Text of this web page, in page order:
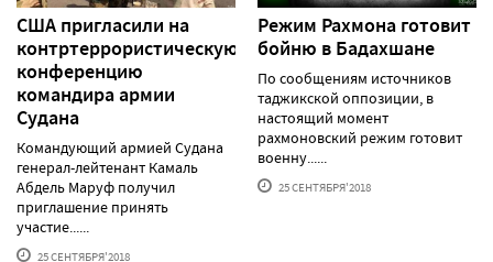
США пригласили на
контртеррористическую
конференцию
командира армии
Судана
Командующий армией Судана
генерал-лейтенант Камаль
Абдель Маруф получил
приглашение принять
участие......
25 СЕНТЯБРЯ'2018
Режим Рахмона готовит
бойню в Бадахшане
По сообщениям источников
таджикской оппозиции, в
настоящий момент
рахмоновский режим готовит
военну......
25 СЕНТЯБРЯ'2018